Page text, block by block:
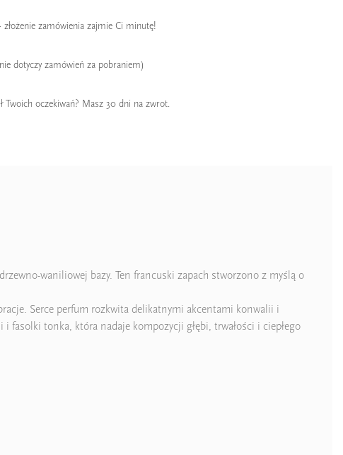
złożenie zamówienia zajmie Ci minutę!
dotyczy zamówień za pobraniem)
Twoich oczekiwań? Masz 30 dni na zwrot.
waniliowej bazy. Ten francuski zapach stworzono z myślą o
Serce perfum rozkwita delikatnymi akcentami konwalii i
fasolki tonka, która nadaje kompozycji głębi, trwałości i ciepłego